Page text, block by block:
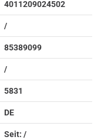
4011209024502
/
85389099
/
5831
DE
Seit: /